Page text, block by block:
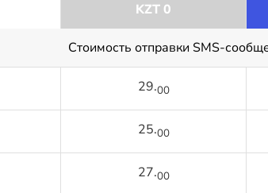
KZT 0
Стоимость отправки SMS-
29.00
25.00
27.00